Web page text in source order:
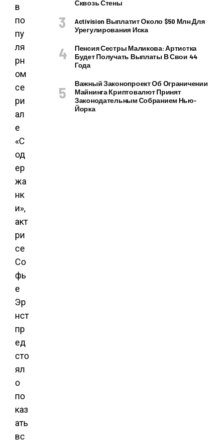
в
по
пу
ля
рн
ом
се
ри
ал
е
«С
од
ер
жа
нк
и»,
акт
ри
се
Со
фь
е
Эр
нст
пр
ед
сто
ял
о
по
каз
ать
вс
Сквозь Стены
Activision Выплатит Около $50 Млн Для
Урегулирования Иска
Пенсия Сестры Маликова: Артистка
Будет Получать Выплаты В Свои 44
Года
Важный Законопроект Об Ограничении
Майнинга Криптовалют Принят
Законодательным Собранием Нью-
Йорка